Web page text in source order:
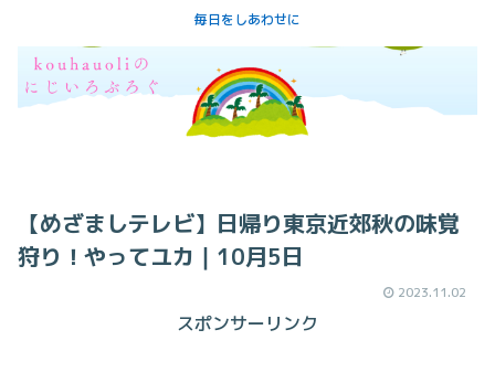
毎日をしあわせに
【めざましテレビ】日帰り東京近郊秋の味覚
狩り！やってユカ｜10月5日
2023.11.02
スポンサーリンク